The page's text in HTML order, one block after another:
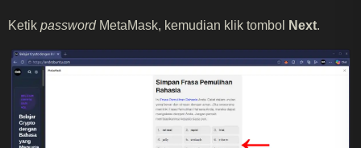
Ketik passwordMetaMask, kemudian klik tombol Next.